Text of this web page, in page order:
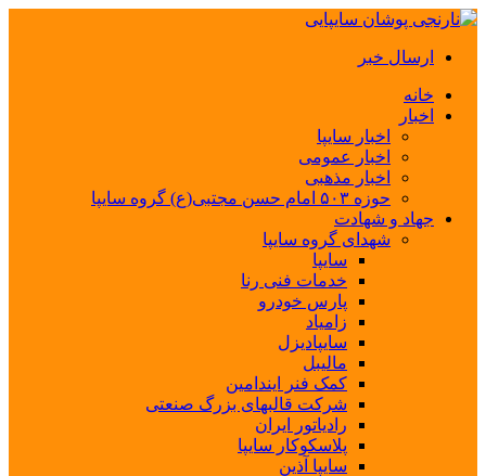
ارسال خبر
خانه
اخبار
اخبار سایپا
اخبار عمومی
اخبار مذهبی
حوزه ۵۰۳ امام حسن مجتبی(ع) گروه سایپا
جهاد و شهادت
شهدای گروه سایپا
سایپا
خدمات فنی رنا
پارس خودرو
زامیاد
سایپادیزل
مالیبل
کمک فنر ایندامین
شرکت قالبهای بزرگ صنعتی
رادیاتور ایران
پلاسکوکار سایپا
سایپا آذین